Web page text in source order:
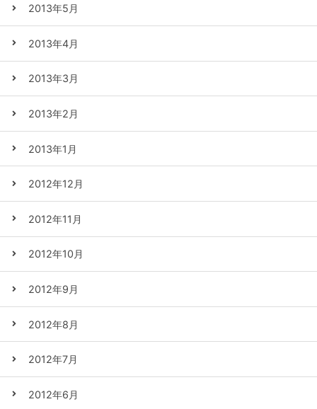
2013年5月
2013年4月
2013年3月
2013年2月
2013年1月
2012年12月
2012年11月
2012年10月
2012年9月
2012年8月
2012年7月
2012年6月